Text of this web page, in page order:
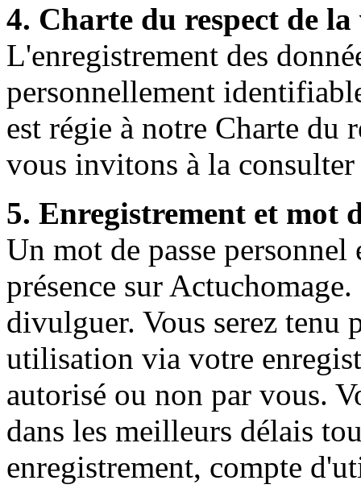
4. Charte du respect de
L'enregistrement des
personnellement
est régie à notre Charte du
vous invitons à la
5. Enregistrement et mot
Un mot de passe
présence sur
divulguer. Vous serez tenu
utilisation via votre
autorisé ou non par vous.
dans les meilleurs délais
enregistrement, compte